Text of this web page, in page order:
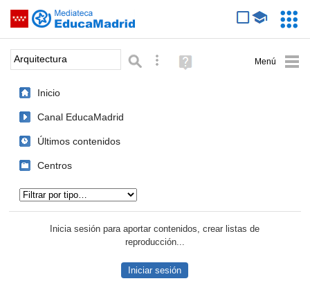
Saltar navegación
Palabra o frase: Búsqueda avanzada
Ayuda
(en
Inicio
Canal EducaMadrid
Últimos contenidos
Centros
Inicia sesión para aportar contenidos, crear listas de
reproducción...
Iniciar sesión